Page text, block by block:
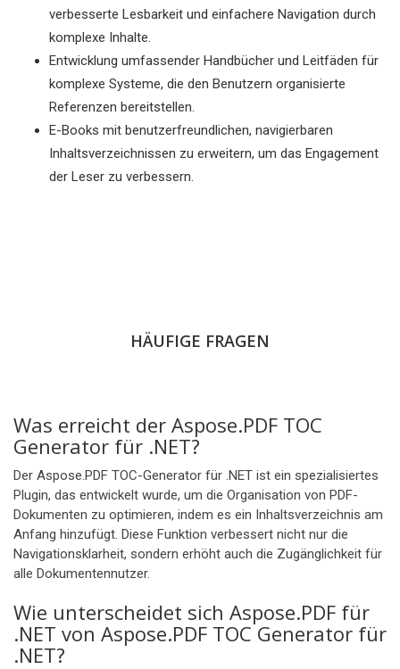
verbesserte Lesbarkeit und einfachere Navigation durch
komplexe Inhalte.
Entwicklung umfassender Handbücher und Leitfäden für
komplexe Systeme, die den Benutzern organisierte
Referenzen bereitstellen.
E-Books mit benutzerfreundlichen, navigierbaren
Inhaltsverzeichnissen zu erweitern, um das Engagement
der Leser zu verbessern.
HÄUFIGE FRAGEN
Was erreicht der Aspose.PDF TOC
Generator für .NET?
Der Aspose.PDF TOC-Generator für .NET ist ein spezialisiertes
Plugin, das entwickelt wurde, um die Organisation von PDF-
Dokumenten zu optimieren, indem es ein Inhaltsverzeichnis am
Anfang hinzufügt. Diese Funktion verbessert nicht nur die
Navigationsklarheit, sondern erhöht auch die Zugänglichkeit für
alle Dokumentennutzer.
Wie unterscheidet sich Aspose.PDF für
.NET von Aspose.PDF TOC Generator für
.NET?